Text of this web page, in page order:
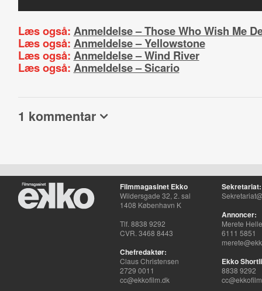
Læs også: Anmeldelse – Those Who Wish Me
Læs også: Anmeldelse – Yellowstone
Læs også: Anmeldelse – Wind River
Læs også: Anmeldelse – Sicario
1 kommentar
Filmmagasinet Ekko
Wildersgade 32, 2. sal
1408 København K
Tlf. 8838 9292
CVR. 3468 8443
Chefredaktør:
Claus Christensen
2729 0011
cc@ekkofilm.dk
Sekretariat:
Annoncer:
Merete
6111 5851
Ekko
8838 9292